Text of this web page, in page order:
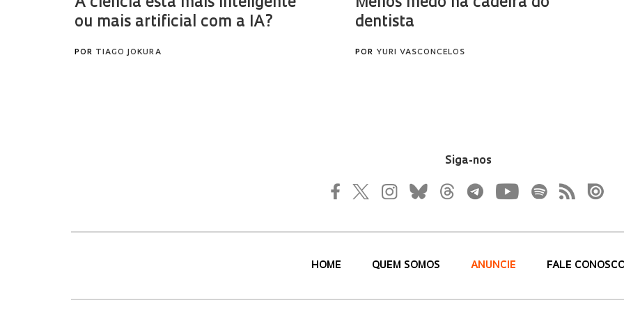
Siga-nos
HOME QUEM SOMOS ANUNCIE FALE